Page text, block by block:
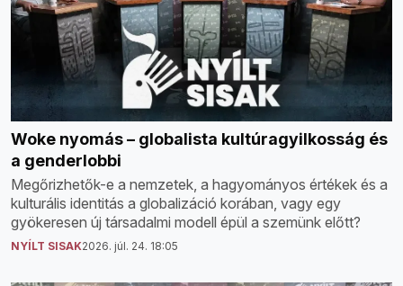
Woke nyomás – globalista kultúragyilkosság és
a genderlobbi
Megőrizhetők-e a nemzetek, a hagyományos értékek és a
kulturális identitás a globalizáció korában, vagy egy
gyökeresen új társadalmi modell épül a szemünk előtt?
NYÍLT SISAK2026. júl. 24. 18:05